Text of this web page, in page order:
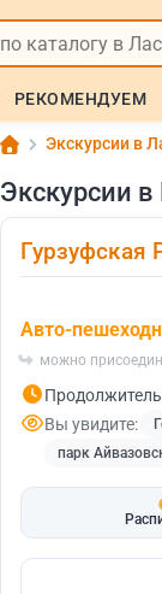
РЕКОМЕНДУЕМ
Экскурсии в
Экскурсии
Гурзуфская
Авто-
можно
Вы увидите:
парк